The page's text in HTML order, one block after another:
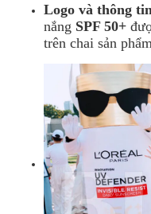
Logo và thông
nắng SPF 50+
trên chai sản